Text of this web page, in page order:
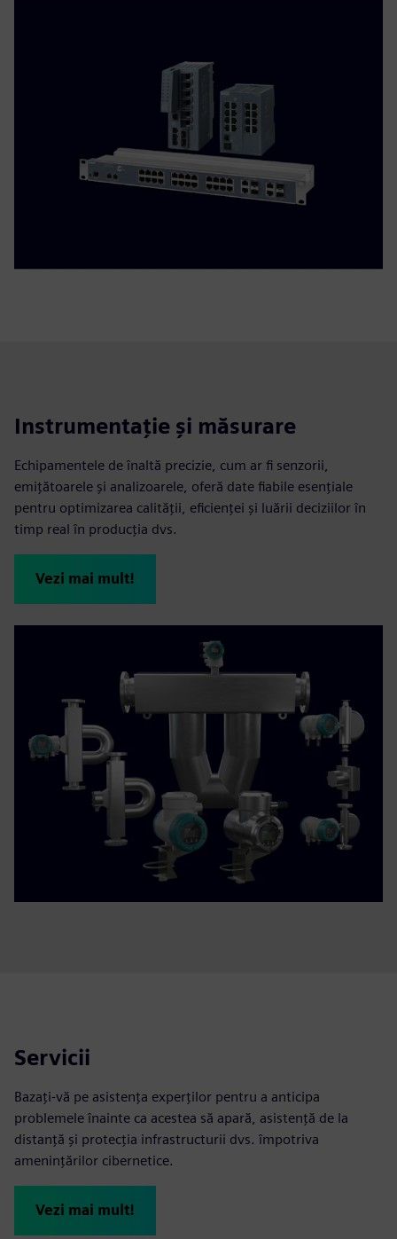
Instrumentație și măsurare
Echipamentele de înaltă precizie, cum ar fi senzorii,
emițătoarele și analizoarele, oferă date fiabile esențiale
pentru optimizarea calității, eficienței și luării deciziilor în
timp real în producția dvs.
Vezi mai mult!
Servicii
Bazați-vă pe asistența experților pentru a anticipa
problemele înainte ca acestea să apară, asistență de la
distanță și protecția infrastructurii dvs. împotriva
amenințărilor cibernetice.
Vezi mai mult!